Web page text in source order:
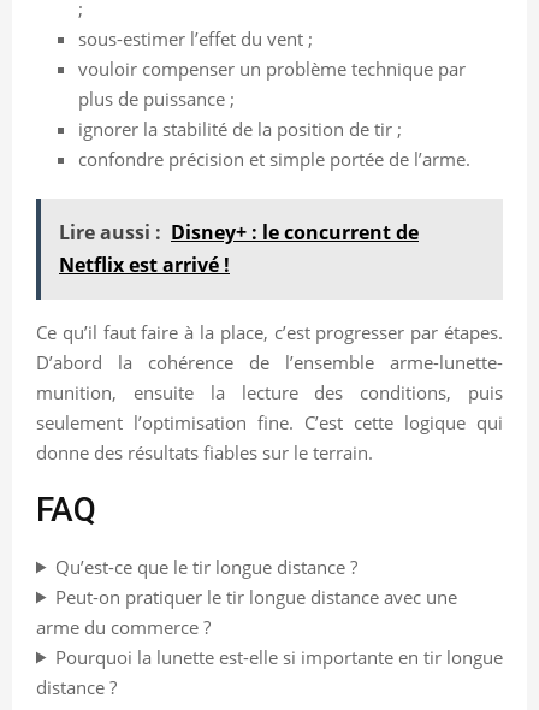
;
sous-estimer l’effet du vent ;
vouloir compenser un problème technique par
plus de puissance ;
ignorer la stabilité de la position de tir ;
confondre précision et simple portée de l’arme.
Lire aussi : Disney+ : le concurrent de
Netflix est arrivé !
Ce qu’il faut faire à la place, c’est progresser par étapes.
D’abord la cohérence de l’ensemble arme-lunette-
munition, ensuite la lecture des conditions, puis
seulement l’optimisation fine. C’est cette logique qui
donne des résultats fiables sur le terrain.
FAQ
Qu’est-ce que le tir longue distance ?
Peut-on pratiquer le tir longue distance avec une
arme du commerce ?
Pourquoi la lunette est-elle si importante en tir longue
distance ?